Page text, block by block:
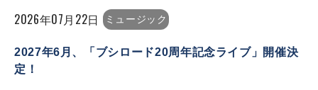
2026年07月22日 ミュージック
2027年6月、「ブシロード20周年記念ライブ」開催決
定！